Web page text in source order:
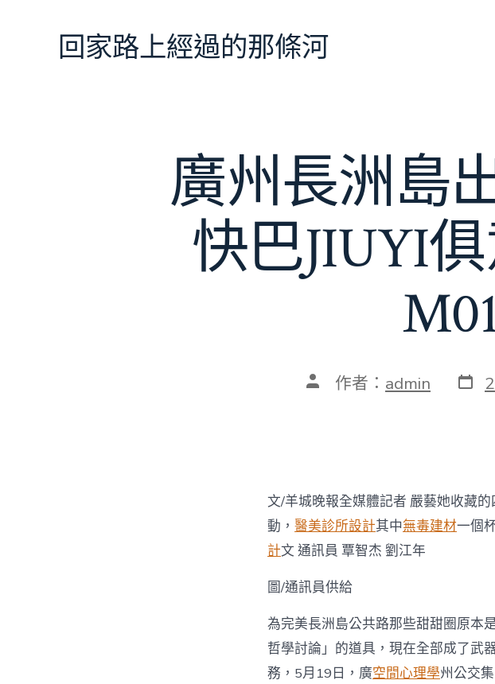
回家路上經過的那條河
廣州長洲島
快巴JIUYI
文 作者： admin 發
表
文/羊城晚報全媒體記者 嚴藝她收藏
動， 醫美診所設計其中無毒建材一個
計文 通訊員 覃智杰 劉江年
圖/通訊員供給
為完美長洲島公共路那些甜甜圈原本
哲學討論」的道具，現在全部成了武
務，5月19日，廣空間心理學州公交